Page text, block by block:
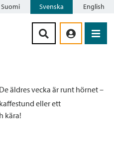
Suomi Svenska English
De äldres vecka är runt hörnet –
eller ett
kära!